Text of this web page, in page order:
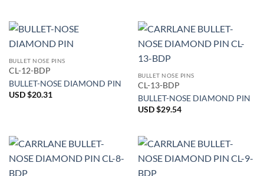
BULLET NOSE PINS
CL-12-BDP
BULLET-NOSE DIAMOND PIN
USD $20.31
BULLET NOSE PINS
CL-13-BDP
BULLET-NOSE DIAMOND PIN
USD $29.54